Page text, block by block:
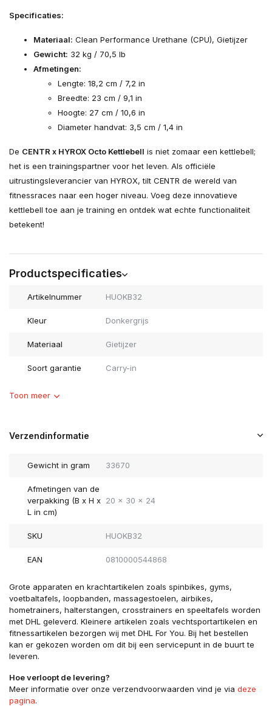
Specificaties:
Materiaal: Clean Performance Urethane (CPU), Gietijzer
Gewicht: 32 kg / 70,5 lb
Afmetingen:
Lengte: 18,2 cm / 7,2 in
Breedte: 23 cm / 9,1 in
Hoogte: 27 cm / 10,6 in
Diameter handvat: 3,5 cm / 1,4 in
De CENTR x HYROX Octo Kettlebell is niet zomaar een kettlebell;
het is een trainingspartner voor het leven. Als officiële
uitrustingsleverancier van HYROX, tilt CENTR de wereld van
fitnessraces naar een hoger niveau. Voeg deze innovatieve
kettlebell toe aan je training en ontdek wat echte functionaliteit
betekent!
Productspecificaties
Artikelnummer HUOKB32
Kleur Donkergrijs
Materiaal Gietijzer
Soort garantie Carry-in
Toon meer
Verzendinformatie
Gewicht in gram 33670
Afmetingen van de
verpakking (B x H x
L in cm)
20 x 30 x 24
SKU HUOKB32
EAN 0810000544868
Grote apparaten en krachtartikelen zoals spinbikes, gyms,
voetbaltafels, loopbanden, massagestoelen, airbikes,
hometrainers, halterstangen, crosstrainers en speeltafels worden
met DHL geleverd. Kleinere artikelen zoals vechtsportartikelen en
fitnessartikelen bezorgen wij met DHL For You. Bij het bestellen
kan er gekozen worden om dit bij een servicepunt in de buurt te
leveren.
Hoe verloopt de levering?
Meer informatie over onze verzendvoorwaarden vind je via deze
pagina.